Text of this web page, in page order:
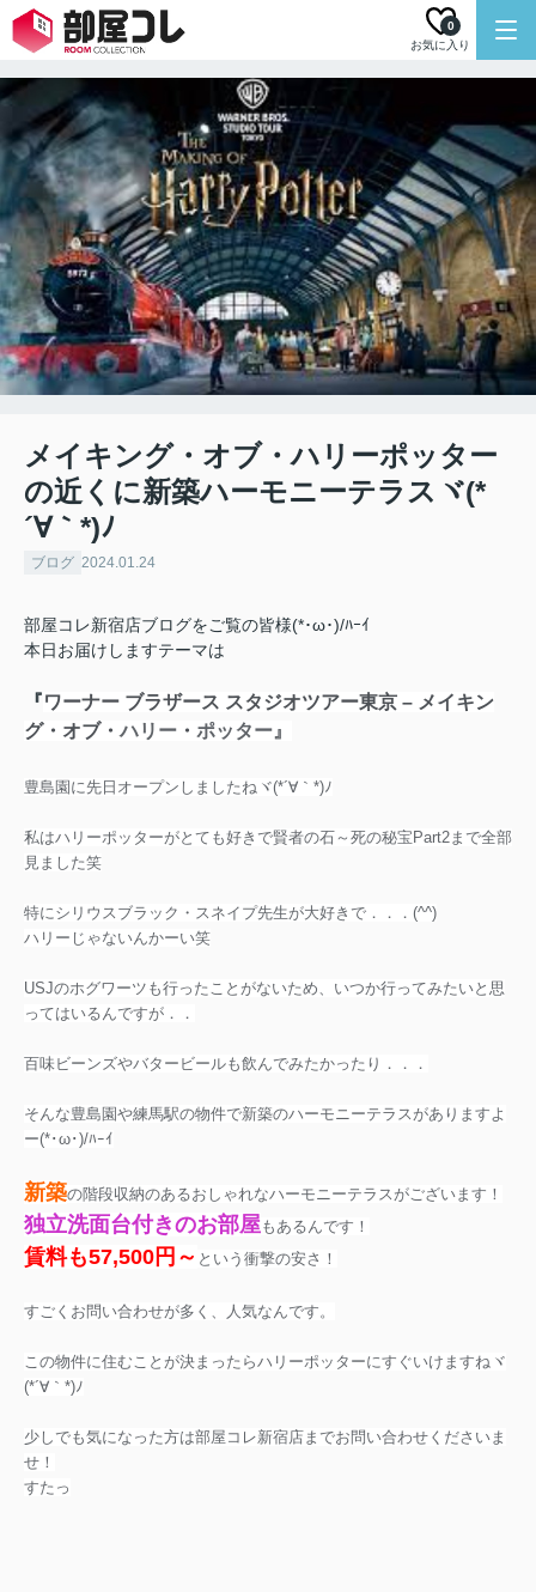
お気に入り
0
メイキング・オブ・ハリーポッター
の近くに新築ハーモニーテラスヾ(*
´∀｀*)ﾉ
ブログ 2024.01.24
部屋コレ新宿店ブログをご覧の皆様(*･ω･)/ﾊｰｲ
本日お届けしますテーマは
『ワーナー ブラザース スタジオツアー東京 – メイキン
グ・オブ・ハリー ・ ポッター』
豊島園に先日オープンしましたねヾ(*´∀｀*)ﾉ
私はハリーポッターがとても好きで賢者の石～死の秘宝Part2まで全部
見ました笑
特にシリウスブラック・スネイプ先生が大好きで．．．(^^)
ハリーじゃないんかーい笑
USJのホグワーツも行ったことがないため、いつか行ってみたいと思
ってはいるんですが．．
百味ビーンズやバタービールも飲んでみたかったり．．．
そんな豊島園や練馬駅の物件で新築のハーモニーテラスがありますよ
ー(*･ω･)/ﾊｰｲ
新築の階段収納のあるおしゃれなハーモニーテラスがございます！
独立洗面台付きのお部屋もあるんです！
賃料も57,500円～ という衝撃の安さ！
すごくお問い合わせが多く、人気なんです。
この物件に住むことが決まったらハリーポッターにすぐいけますねヾ
(*´∀｀*)ﾉ
少しでも気になった方は部屋コレ新宿店までお問い合わせくださいま
せ！
すたっ